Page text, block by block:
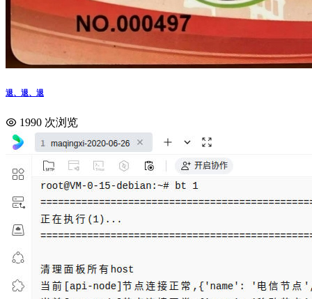
退、退、退
1990 次浏览